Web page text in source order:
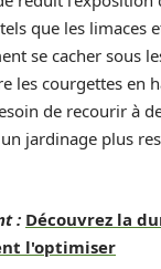
que les limaces
se cacher sous
les courgettes en
de recourir à
jardinage plus
: Découvrez la
l'optimiser